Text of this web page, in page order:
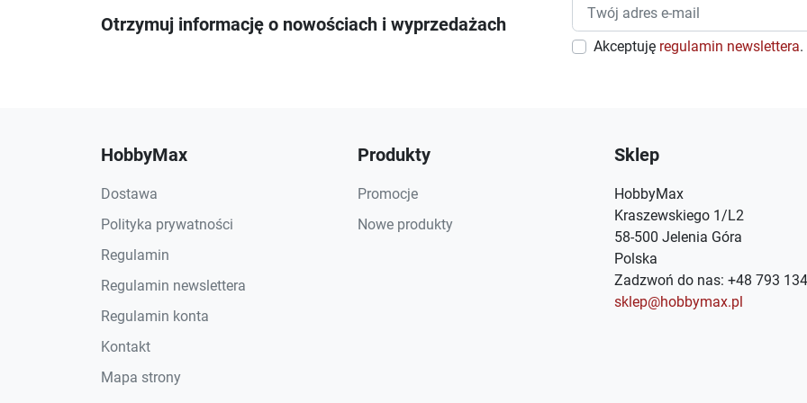
Otrzymuj informację o nowościach i wyprzedażach
Akceptuję regulamin newslettera.
HobbyMax
Dostawa
Polityka prywatności
Regulamin
Regulamin newslettera
Regulamin konta
Kontakt
Mapa strony
Produkty
Promocje
Nowe produkty
Sklep
HobbyMax
Kraszewskiego 1/L2
58-500 Jelenia Góra
Polska
Zadzwoń do nas: +48 793
sklep@hobbymax.pl